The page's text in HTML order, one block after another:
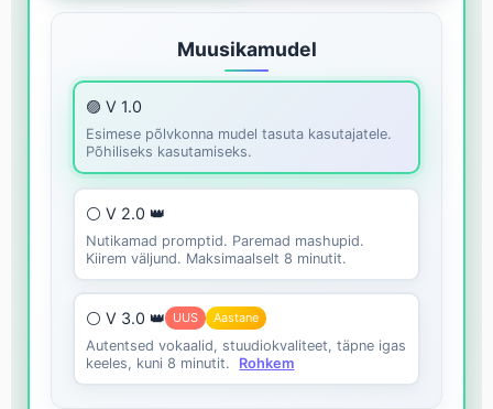
Muusikamudel
🟣 V 1.0
Esimese põlvkonna mudel tasuta kasutajatele.
Põhiliseks kasutamiseks.
⚪ V 2.0 👑
Nutikamad promptid. Paremad mashupid.
Kiirem väljund. Maksimaalselt 8 minutit.
⚪ V 3.0 👑 UUS Aastane
Autentsed vokaalid, stuudiokvaliteet, täpne igas
keeles, kuni 8 minutit.
Rohkem